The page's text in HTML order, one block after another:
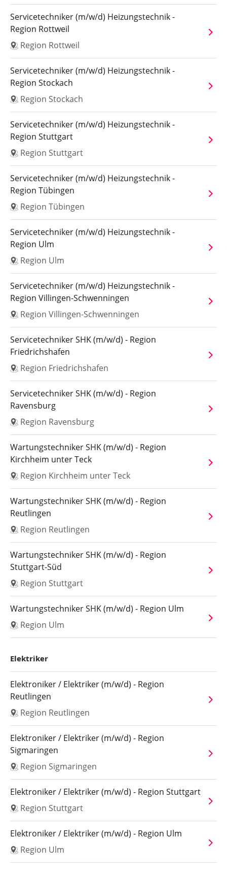
Servicetechniker (m/w/d) Heizungstechnik -
Region Rottweil
Region Rottweil
Servicetechniker (m/w/d) Heizungstechnik -
Region Stockach
Region Stockach
Servicetechniker (m/w/d) Heizungstechnik -
Region Stuttgart
Region Stuttgart
Servicetechniker (m/w/d) Heizungstechnik -
Region Tübingen
Region Tübingen
Servicetechniker (m/w/d) Heizungstechnik -
Region Ulm
Region Ulm
Servicetechniker (m/w/d) Heizungstechnik -
Region Villingen-Schwenningen
Region Villingen-Schwenningen
Servicetechniker SHK (m/w/d) - Region
Friedrichshafen
Region Friedrichshafen
Servicetechniker SHK (m/w/d) - Region
Ravensburg
Region Ravensburg
Wartungstechniker SHK (m/w/d) - Region
Kirchheim unter Teck
Region Kirchheim unter Teck
Wartungstechniker SHK (m/w/d) - Region
Reutlingen
Region Reutlingen
Wartungstechniker SHK (m/w/d) - Region
Stuttgart-Süd
Region Stuttgart
Wartungstechniker SHK (m/w/d) - Region Ulm
Region Ulm
Elektriker
Elektroniker / Elektriker (m/w/d) - Region
Reutlingen
Region Reutlingen
Elektroniker / Elektriker (m/w/d) - Region
Sigmaringen
Region Sigmaringen
Elektroniker / Elektriker (m/w/d) - Region Stuttgart
Region Stuttgart
Elektroniker / Elektriker (m/w/d) - Region Ulm
Region Ulm